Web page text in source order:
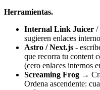
Herramientas.
Internal Link Juicer /
sugieren enlaces
Astro / Next.js -
que recorra tu content
(cero enlaces internos
Screaming Frog →
Ordena ascendente: